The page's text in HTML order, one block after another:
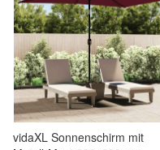
vidaXL Sonnenschirm mit